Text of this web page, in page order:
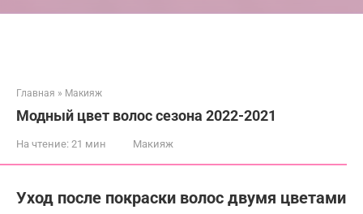
Главная » Макияж
Модный цвет волос сезона 2022-2021
На чтение: 21 мин Макияж
Уход после покраски волос двумя цветами